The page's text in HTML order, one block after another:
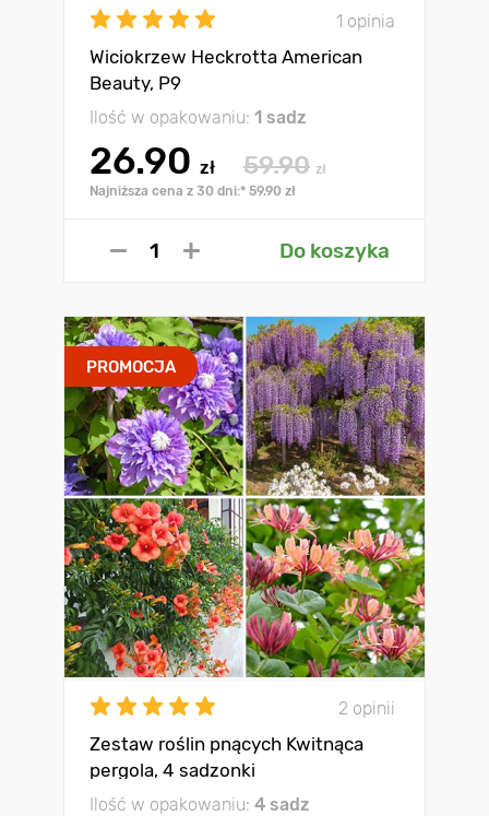
1 opinia
Wiciokrzew Heckrotta American
Beauty, P9
Ilość w opakowaniu: 1 sadz
26.90 zł 59.90 zł
Najniższa cena z 30 dni:* 59.90 zł
Do koszyka
PROMOCJA
2 opinii
Zestaw roślin pnących Kwitnąca
pergola, 4 sadzonki
Ilość w opakowaniu: 4 sadz